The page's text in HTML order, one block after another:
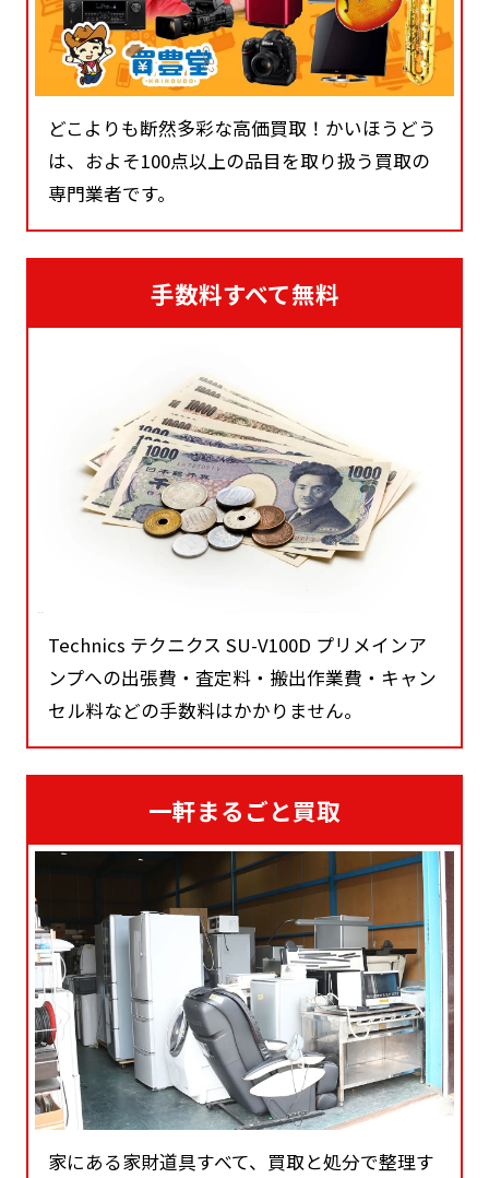
どこよりも断然多彩な高価買取！かいほうどう
は、およそ100点以上の品目を取り扱う買取の
専門業者です。
手数料すべて無料
Technics テクニクス SU-V100D プリメインア
ンプへの出張費・査定料・搬出作業費・キャン
セル料などの手数料はかかりません。
一軒まるごと買取
家にある家財道具すべて、買取と処分で整理す